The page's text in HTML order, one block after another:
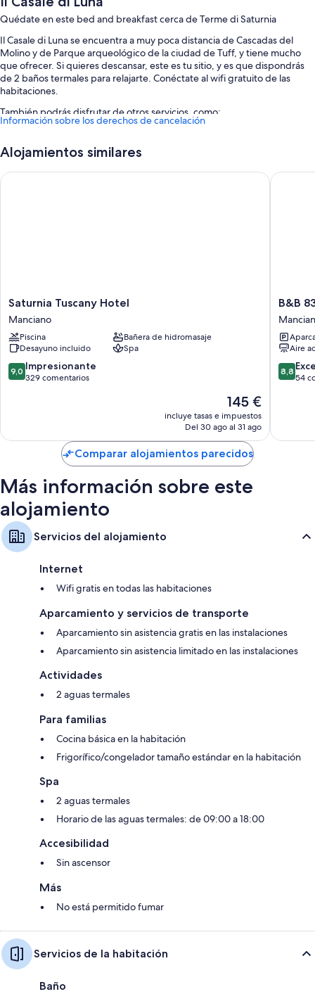
Quédate en este bed and breakfast cerca de Terme di Saturnia
Il Casale di Luna se encuentra a muy poca distancia de Cascadas del
Molino y de Parque arqueológico de la ciudad de Tuff, y tiene mucho
que ofrecer. Si quieres descansar, este es tu sitio, y es que dispondrás
de 2 baños termales para relajarte. Conéctate al wifi gratuito de las
habitaciones.
También podrás disfrutar de otros servicios, como:
Espacios sin humos
Características de la habitación
Información sobre los derechos de cancelación
Alojamientos similares
Saturnia
Tuscany
Hotel
Manciano
Saturnia Tuscany Hotel
Manciano
Piscina
Bañera de hidromasaje
Desayuno incluido
Spa
9.0
sobre
9,0 Impresionante
329 comentarios
El
precio
actual
de
145 €
145 €
incluye tasas e impuestos
Del 30 ago al 31 ago
Saturnia Tuscany Hotel
B&B
8380
B&B
Aire
8.8
sobre
8,8
54
B&B
Comparar alojamientos parecidos
Más información sobre este
alojamiento
Servicios del alojamiento
Internet
Wifi gratis en todas las habitaciones
Aparcamiento y servicios de transporte
Aparcamiento sin asistencia gratis en las instalaciones
Aparcamiento sin asistencia limitado en las instalaciones
Actividades
2 aguas termales
Para familias
Cocina básica en la habitación
Frigorífico/congelador tamaño estándar en la habitación
Spa
2 aguas termales
Horario de las aguas termales: de 09:00 a 18:00
Accesibilidad
Sin ascensor
Más
No está permitido fumar
Servicios de la habitación
Baño